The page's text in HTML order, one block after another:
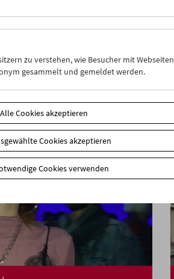
zu verstehen, wie Besucher mit Webseiten
gesammelt und gemeldet werden.
Alle Cookies akzeptieren
Cookies akzeptieren
Cookies verwenden